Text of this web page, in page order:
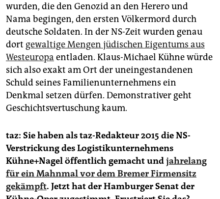
wurden, die den Genozid an den Herero und
Nama begingen, den ersten Völkermord durch
deutsche Soldaten. In der NS-Zeit wurden genau
dort gewaltige Mengen jüdischen Eigentums aus
Westeuropa entladen. Klaus-Michael Kühne würde
sich also exakt am Ort der uneingestandenen
Schuld seines Familienunternehmens ein
Denkmal setzen dürfen. Demonstrativer geht
Geschichtsvertuschung kaum.
taz: Sie haben als taz-Redakteur 2015 die NS-
Verstrickung des Logistikunternehmens
Kühne+Nagel öffentlich gemacht undjahrelang
für ein Mahnmal vor dem Bremer Firmensitz
gekämpft. Jetzt hat der Hamburger Senat der